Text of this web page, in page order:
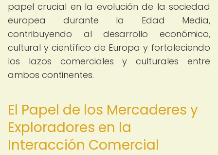
papel crucial en la evolución de la sociedad
europea durante la Edad Media,
contribuyendo al desarrollo económico,
cultural y científico de Europa y fortaleciendo
los lazos comerciales y culturales entre
ambos continentes.
El Papel de los Mercaderes y
Exploradores en la
Interacción Comercial